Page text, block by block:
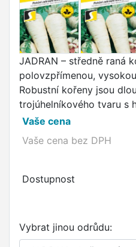
JADRAN – středně raná
polovzpřímenou,
Robustní kořeny jsou
trojúhelníkového tvaru s
Vaše cena
Vaše cena bez DPH
Dostupnost
Vybrat jinou odrůdu: